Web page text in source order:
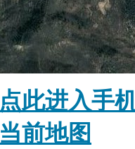
点此进入手
当前地图